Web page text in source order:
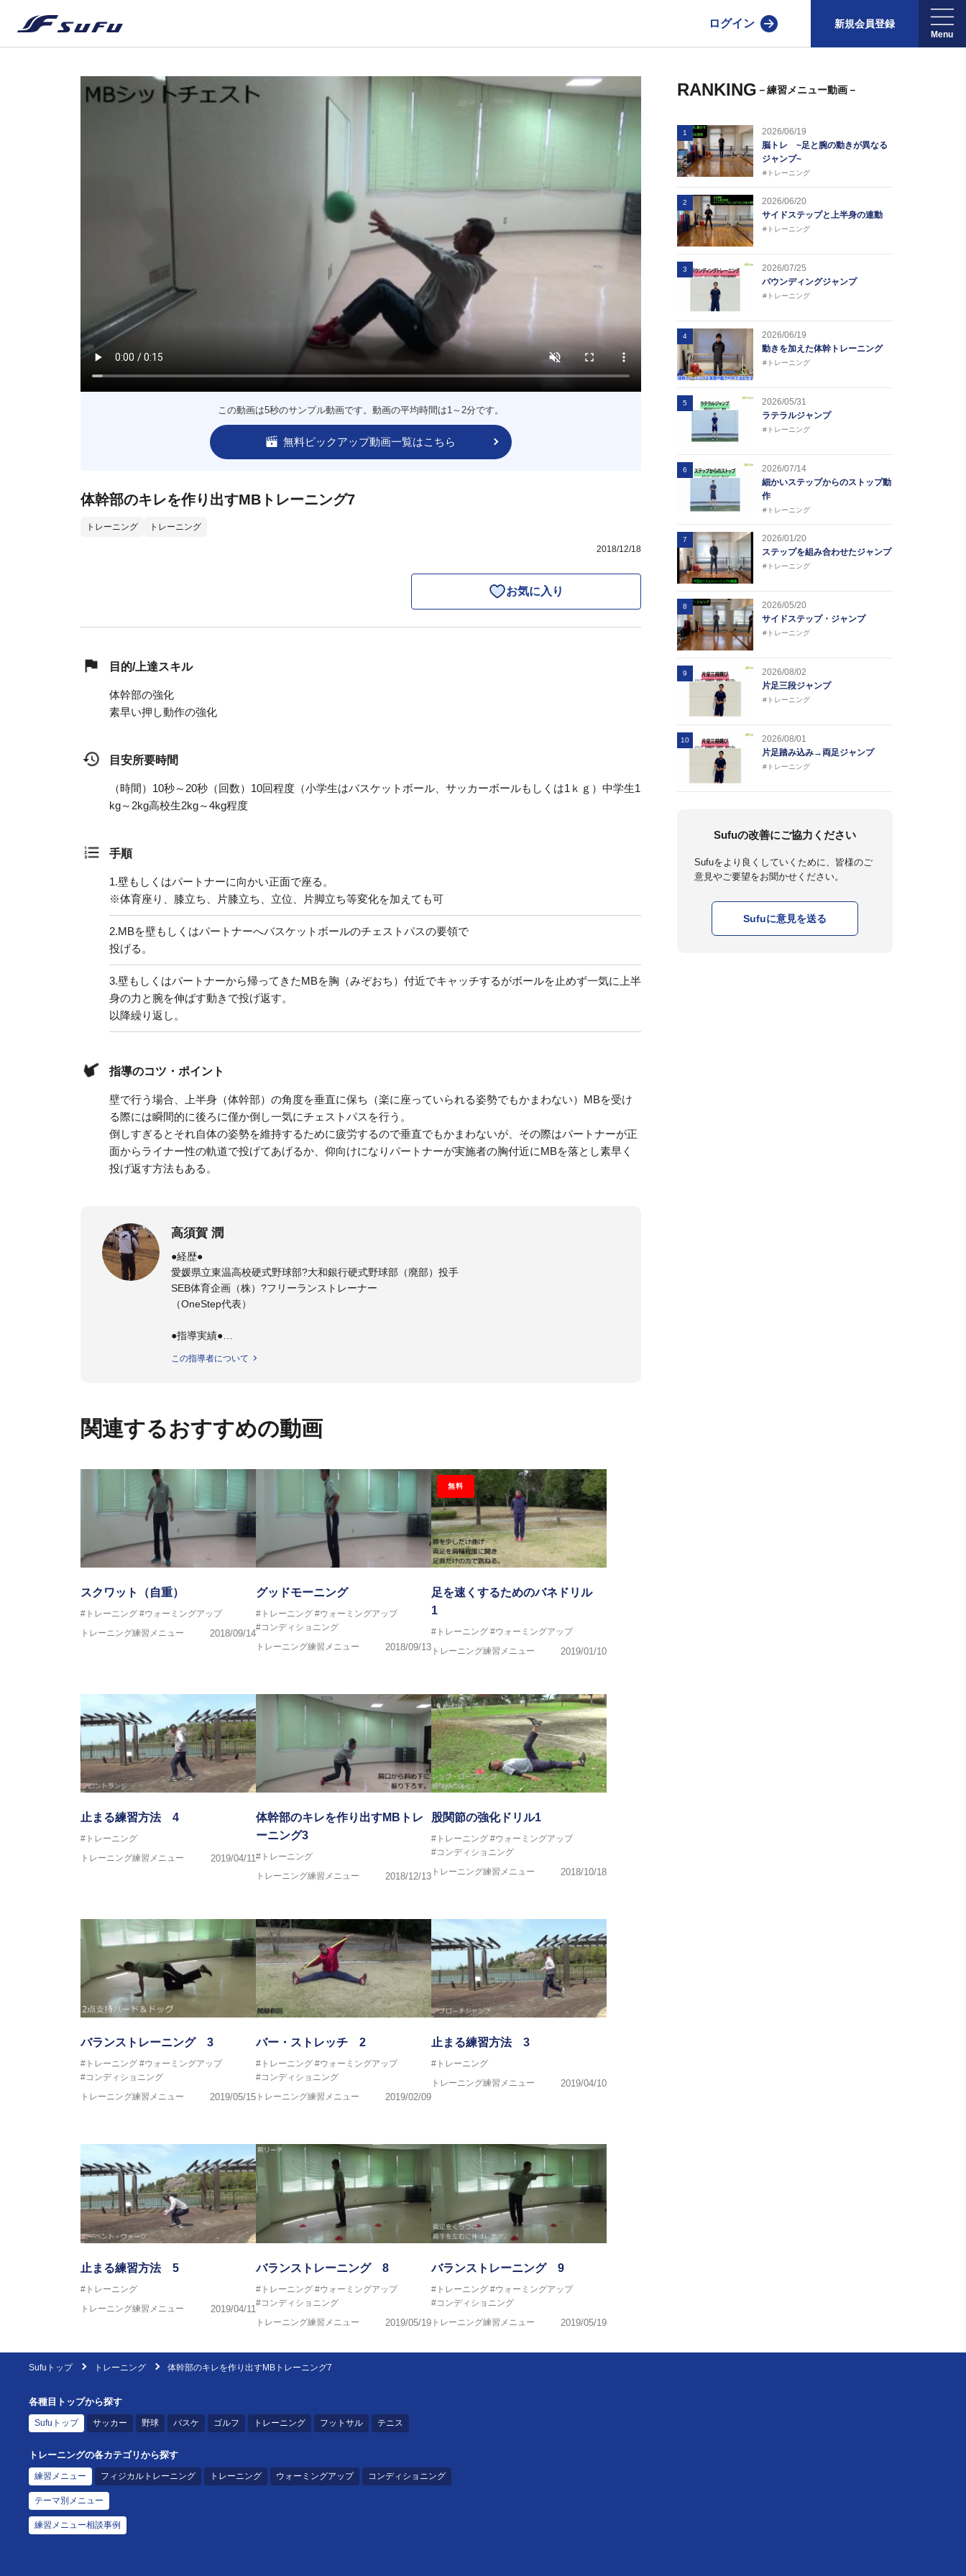
ログイン 新規会員登録
この動画は5秒のサンプル動画です。動画の平均時間は1～2分です。
無料ピックアップ動画一覧はこちら
体幹部のキレを作り出すMBトレーニング7
トレーニング トレーニング
2018/12/18
お気に入り
目的/上達スキル
体幹部の強化
素早い押し動作の強化
目安所要時間
（時間）10秒～20秒（回数）10回程度（小学生はバスケットボール、サッカーボールもしくは1ｋｇ）中学生1
kg～2kg高校生2kg～4kg程度
手順
1.壁もしくはパートナーに向かい正面で座る。
※体育座り、膝立ち、片膝立ち、立位、片脚立ち等変化を加えても可
2.MBを壁もしくはパートナーへバスケットボールのチェストパスの要領で
投げる。
3.壁もしくはパートナーから帰ってきたMBを胸（みぞおち）付近でキャッチするがボールを止めず一気に上半
身の力と腕を伸ばす動きで投げ返す。
以降繰り返し。
指導のコツ・ポイント
壁で行う場合、上半身（体幹部）の角度を垂直に保ち（楽に座っていられる姿勢でもかまわない）MBを受け
る際には瞬間的に後ろに僅か倒し一気にチェストパスを行う。
倒しすぎるとそれ自体の姿勢を維持するために疲労するので垂直でもかまわないが、その際はパートナーが正
面からライナー性の軌道で投げてあげるか、仰向けになりパートナーが実施者の胸付近にMBを落とし素早く
投げ返す方法もある。
高須賀 潤
●経歴●
愛媛県立東温高校硬式野球部?大和銀行硬式野球部（廃部）投手
SEB体育企画（株）?フリーランストレーナー
（OneStep代表）
●指導実績●
観音寺第一高校野球部
丹原高校野球部
松山西中等教育学校野球部
南宇和高校野球部
八幡浜工業野球部
IPU環太平洋大学短期大学部ソフトボール部
愛媛大学医学部準硬式野球部 他
●資格●
日本スポーツ協会公認 スポーツプログラマー
日本トレーニング指導者協会 JATI?ATI
この指導者について
関連するおすすめの動画
スクワット（自重）
#トレーニング #ウォーミングアップ
トレーニング練習メニュー
2018/09/14
グッドモーニング
#トレーニング #ウォーミングアップ
#コンディショニング
トレーニング練習メニュー
2018/09/13
無料
足を速くするためのバネドリル
1
#トレーニング #ウォーミングアップ
トレーニング練習メニュー
2019/01/10
止まる練習方法 4
#トレーニング
トレーニング練習メニュー
2019/04/11
体幹部のキレを作り出すMBトレ
ーニング3
#トレーニング
トレーニング練習メニュー
2018/12/13
股関節の強化ドリル1
#トレーニング #ウォーミングアップ
#コンディショニング
トレーニング練習メニュー
2018/10/18
バランストレーニング 3
#トレーニング #ウォーミングアップ
#コンディショニング
トレーニング練習メニュー
2019/05/15
バー・ストレッチ 2
#トレーニング #ウォーミングアップ
#コンディショニング
トレーニング練習メニュー
2019/02/09
止まる練習方法 3
#トレーニング
トレーニング練習メニュー
2019/04/10
止まる練習方法 5
#トレーニング
トレーニング練習メニュー
2019/04/11
バランストレーニング 8
#トレーニング #ウォーミングアップ
#コンディショニング
トレーニング練習メニュー
2019/05/19
バランストレーニング 9
#トレーニング #ウォーミングアップ
#コンディショニング
トレーニング練習メニュー
2019/05/19
RANKING －練習メニュー動画－
1
2026/06/19
脳トレ ~足と腕の動きが異なる
ジャンプ~
#トレーニング
2
2026/06/20
サイドステップと上半身の連動
#トレーニング
3
2026/07/25
バウンディングジャンプ
#トレーニング
4
2026/06/19
動きを加えた体幹トレーニング
#トレーニング
5
2026/05/31
ラテラルジャンプ
#トレーニング
6
2026/07/14
細かいステップからのストップ動
作
#トレーニング
7
2026/01/20
ステップを組み合わせたジャンプ
#トレーニング
8
2026/05/20
サイドステップ・ジャンプ
#トレーニング
9
2026/08/02
片足三段ジャンプ
#トレーニング
10
2026/08/01
片足踏み込み→両足ジャンプ
#トレーニング
Sufuの改善にご協力ください
Sufuをより良くしていくために、皆様のご
意見やご要望をお聞かせください。
Sufuに意見を送る
Sufuトップ トレーニング 体幹部のキレを作り出すMBトレーニング7
各種目トップから探す
Sufuトップ サッカー 野球 バスケ ゴルフ トレーニング フットサル テニス
トレーニングの各カテゴリから探す
練習メニュー フィジカルトレーニング トレーニング ウォーミングアップ コンディショニング
テーマ別メニュー
練習メニュー相談事例